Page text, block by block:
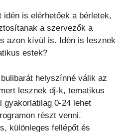
idén is elérhetőek a bérletek,
a szervezők a
azon kívül is. Idén is lesznek
estek?
helyszínné válik az
lesznek dj-k, tematikus
gyakorlatilag 0-24 lehet
részt venni.
különleges fellépőt és